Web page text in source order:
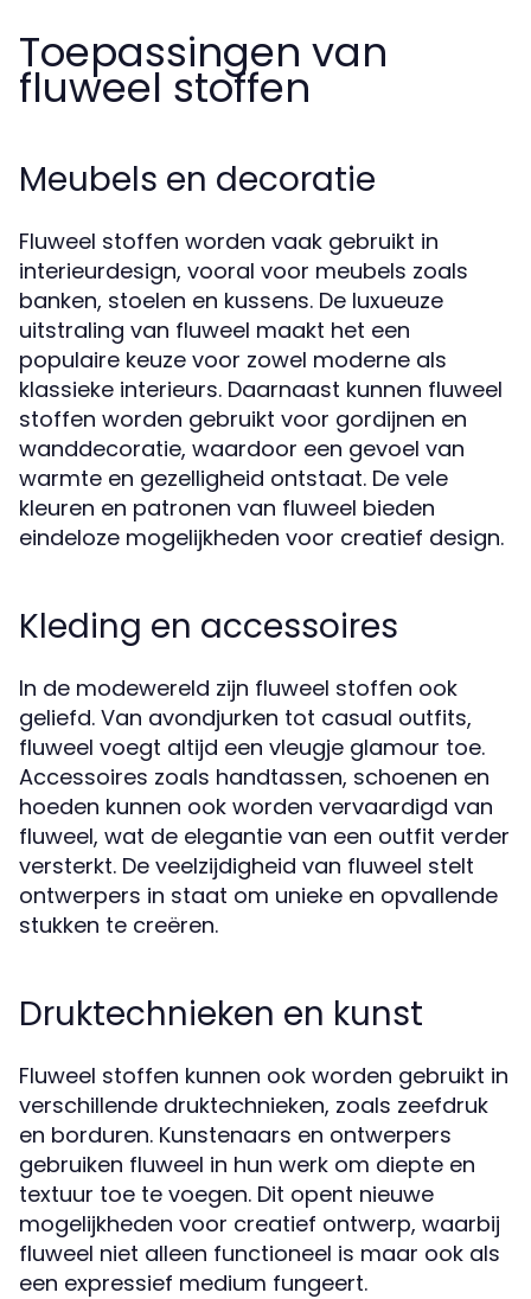
Toepassingen van
fluweel stoffen
Meubels en decoratie
Fluweel stoffen worden vaak gebruikt in
interieurdesign, vooral voor meubels zoals
banken, stoelen en kussens. De luxueuze
uitstraling van fluweel maakt het een
populaire keuze voor zowel moderne als
klassieke interieurs. Daarnaast kunnen fluweel
stoffen worden gebruikt voor gordijnen en
wanddecoratie, waardoor een gevoel van
warmte en gezelligheid ontstaat. De vele
kleuren en patronen van fluweel bieden
eindeloze mogelijkheden voor creatief design.
Kleding en accessoires
In de modewereld zijn fluweel stoffen ook
geliefd. Van avondjurken tot casual outfits,
fluweel voegt altijd een vleugje glamour toe.
Accessoires zoals handtassen, schoenen en
hoeden kunnen ook worden vervaardigd van
fluweel, wat de elegantie van een outfit verder
versterkt. De veelzijdigheid van fluweel stelt
ontwerpers in staat om unieke en opvallende
stukken te creëren.
Druktechnieken en kunst
Fluweel stoffen kunnen ook worden gebruikt in
verschillende druktechnieken, zoals zeefdruk
en borduren. Kunstenaars en ontwerpers
gebruiken fluweel in hun werk om diepte en
textuur toe te voegen. Dit opent nieuwe
mogelijkheden voor creatief ontwerp, waarbij
fluweel niet alleen functioneel is maar ook als
een expressief medium fungeert.